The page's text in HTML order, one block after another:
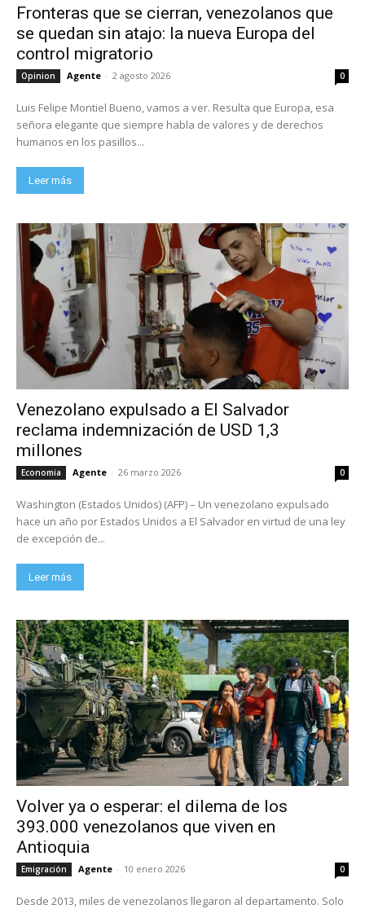
Fronteras que se cierran, venezolanos que
se quedan sin atajo: la nueva Europa del
control migratorio
Opinion Agente - 2 agosto 2026 0
Luis Felipe Montiel Bueno, vamos a ver. Resulta que Europa, esa
señora elegante que siempre habla de valores y de derechos
humanos en los pasillos...
Leer más
Venezolano expulsado a El Salvador
reclama indemnización de USD 1,3
millones
Economia Agente - 26 marzo 2026 0
Washington (Estados Unidos) (AFP) – Un venezolano expulsado
hace un año por Estados Unidos a El Salvador en virtud de una ley
de excepción de...
Leer más
Volver ya o esperar: el dilema de los
393.000 venezolanos que viven en
Antioquia
Emigración Agente - 10 enero 2026 0
Desde 2013, miles de venezolanos llegaron al departamento. Solo